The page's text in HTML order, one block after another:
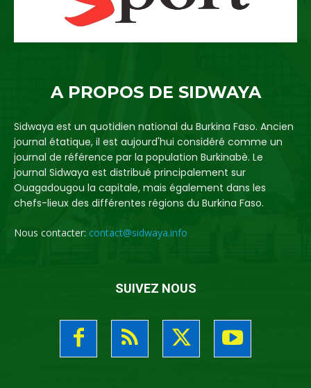
A PROPOS DE SIDWAYA
Sidwaya est un quotidien national du Burkina Faso. Ancien
journal étatique, il est aujourd'hui considéré comme un
journal de référence par la population Burkinabè. Le
journal Sidwaya est distribué principalement sur
Ouagadougou la capitale, mais également dans les
chefs-lieux des différentes régions du Burkina Faso.
Nous contacter: contact@sidwaya.info
SUIVEZ NOUS